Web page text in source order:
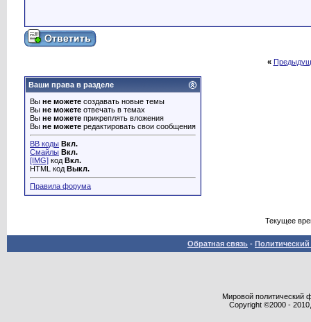
«
Ваши права в разделе
Вы не можете создавать новые темы
Вы не можете отвечать в темах
Вы не можете прикреплять вложения
Вы не можете редактировать свои сообщения
BB коды Вкл.
Смайлы Вкл.
[IMG] код Вкл.
HTML код Выкл.
Правила форума
Текущее
Обратная связь -
Мировой политический
Copyright ©2000 -